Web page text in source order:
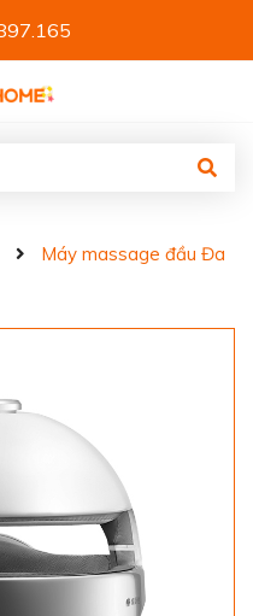
Máy massage đầu Đa